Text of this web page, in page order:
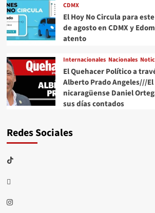
CDMX
El Hoy No Circula para
de agosto en CDMX y
atento
Internacionales Nacionales
El Quehacer Político a
Alberto Prado Angeles///
nicaragüense Daniel
sus días contados
Redes Sociales
TikTok
threads
Instagram